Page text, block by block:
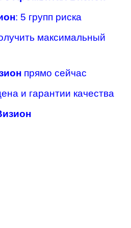
: 5 групп риска
максимальный
прямо сейчас
и гарантии качества